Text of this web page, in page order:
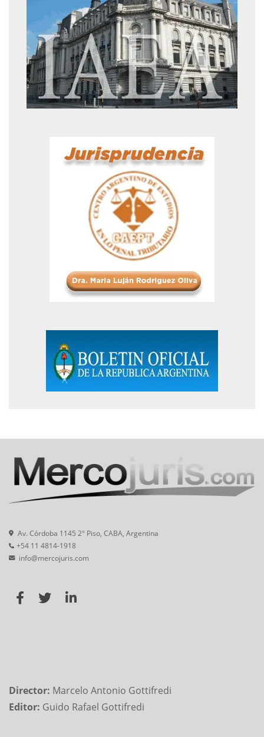
Av. Córdoba 1145 2° Piso, CABA, Argentina
+54 11 4814-1918
info@mercojuris.com
Director: Marcelo Antonio Gottifredi
Editor: Guido Rafael Gottifredi